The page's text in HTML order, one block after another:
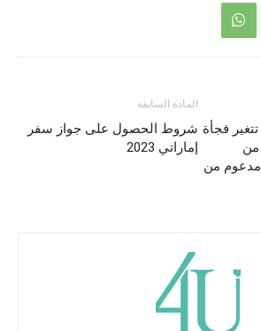
المادة السابقة
شروط الحصول على جواز سفر
إماراتي 2023
فجأة
من
مدعوم من